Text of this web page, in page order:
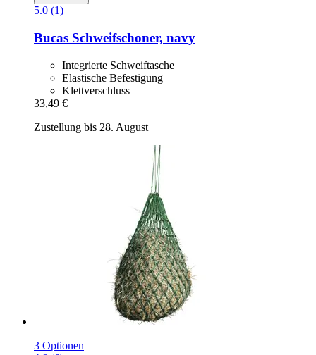
5.0 (1)
Bucas Schweifschoner, navy
Integrierte Schweiftasche
Elastische Befestigung
Klettverschluss
33,49 €
Zustellung bis 28. August
3 Optionen